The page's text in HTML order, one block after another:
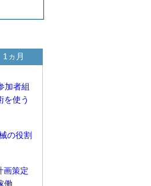
加者組
を使う
の役割
画策定
働
1ヵ月